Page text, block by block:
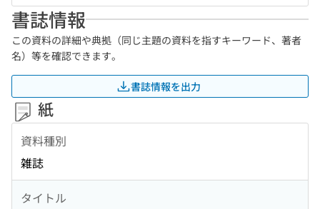
書誌情報
この資料の詳細や典拠（同じ主題の資料を指すキーワード、著者
名）等を確認できます。
書誌情報を出力
紙
資料種別
雑誌
タイトル